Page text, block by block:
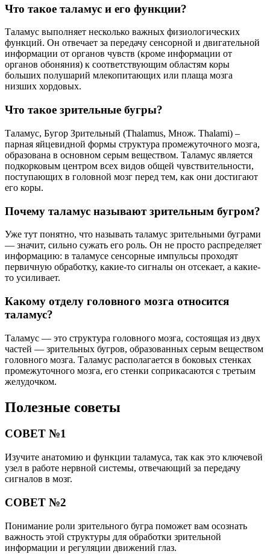
Что такое таламус и его функции?
Таламус выполняет несколько важных физиологических
функций. Он отвечает за передачу сенсорной и двигательной
информации от органов чувств (кроме информации от
органов обоняния) к соответствующим областям коры
больших полушарий млекопитающих или плаща мозга
низших хордовых.
Что такое зрительные бугры?
Таламус, Бугор Зрительный (Thalamus, Множ. Thalami) –
парная яйцевидной формы структура промежуточного мозга,
образована в основном серым веществом. Таламус является
подкорковым центром всех видов общей чувствительности,
поступающих в головной мозг перед тем, как они достигают
его коры.
Почему таламус называют зрительным бугром?
Уже тут понятно, что называть таламус зрительными буграми
— значит, сильно сужать его роль. Он не просто распределяет
информацию: в таламусе сенсорные импульсы проходят
первичную обработку, какие-то сигналы он отсекает, а какие-
то усиливает.
Какому отделу головного мозга относится
таламус?
Таламус — это структура головного мозга, состоящая из двух
частей — зрительных бугров, образованных серым веществом
головного мозга. Таламус располагается в боковых стенках
промежуточного мозга, его стенки соприкасаются с третьим
желудочком.
Полезные советы
СОВЕТ №1
Изучите анатомию и функции таламуса, так как это ключевой
узел в работе нервной системы, отвечающий за передачу
сигналов в мозг.
СОВЕТ №2
Понимание роли зрительного бугра поможет вам осознать
важность этой структуры для обработки зрительной
информации и регуляции движений глаз.